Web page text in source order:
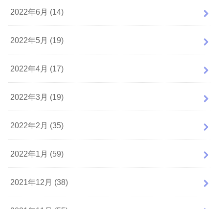
2022年6月 (14)
2022年5月 (19)
2022年4月 (17)
2022年3月 (19)
2022年2月 (35)
2022年1月 (59)
2021年12月 (38)